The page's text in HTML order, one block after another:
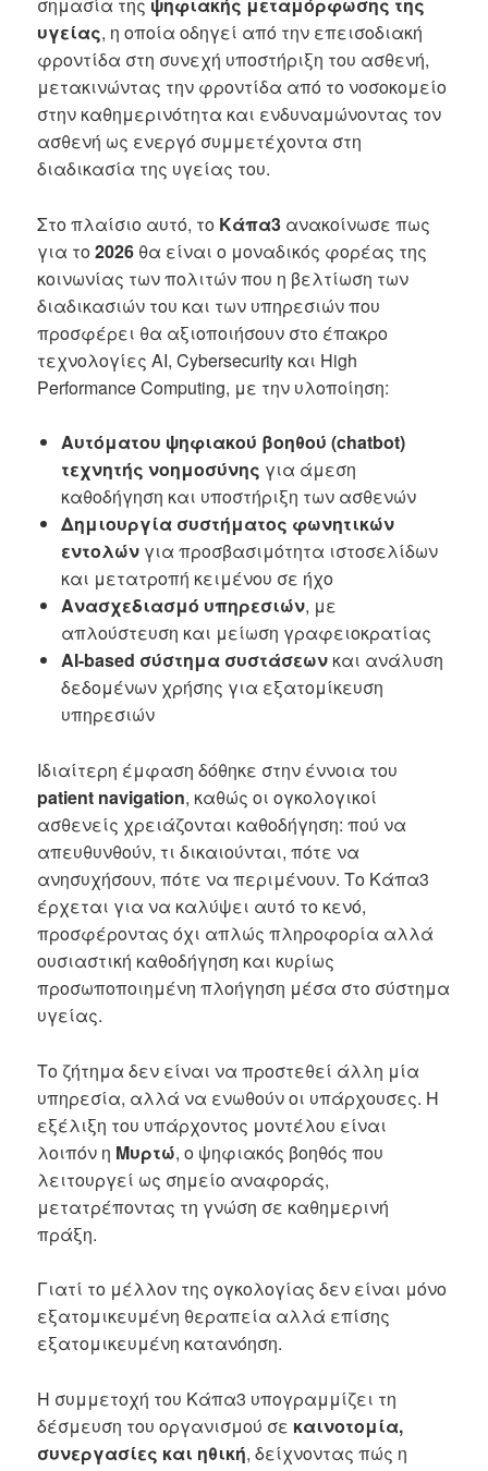
σημασία της ψηφιακής μεταμόρφωσης της
υγείας, η οποία οδηγεί από την επεισοδιακή
φροντίδα στη συνεχή υποστήριξη του ασθενή,
μετακινώντας την φροντίδα από το νοσοκομείο
στην καθημερινότητα και ενδυναμώνοντας τον
ασθενή ως ενεργό συμμετέχοντα στη
διαδικασία της υγείας του.
Στο πλαίσιο αυτό, το Κάπα3 ανακοίνωσε πως
για το2026 θα είναι ο μοναδικός φορέας της
κοινωνίας των πολιτών που η βελτίωση των
διαδικασιών του και των υπηρεσιών που
προσφέρει θα αξιοποιήσουν στο έπακρο
τεχνολογίες ΑΙ, Cybersecurity και High
Performance Computing, με την υλοποίηση:
Αυτόματου ψηφιακού βοηθού (chatbot)
τεχνητής νοημοσύνης για άμεση
καθοδήγηση και υποστήριξη των ασθενών
Δημιουργία συστήματος φωνητικών
εντολώνγια προσβασιμότητα ιστοσελίδων
και μετατροπή κειμένου σε ήχο
Ανασχεδιασμό υπηρεσιών, με
απλούστευση και μείωση γραφειοκρατίας
AI-based σύστημα συστάσεωνκαι ανάλυση
δεδομένων χρήσης για εξατομίκευση
υπηρεσιών
Ιδιαίτερη έμφαση δόθηκε στην έννοια του
patient navigation, καθώς οι ογκολογικοί
ασθενείς χρειάζονται καθοδήγηση: πού να
απευθυνθούν, τι δικαιούνται, πότε να
ανησυχήσουν, πότε να περιμένουν. Το Κάπα3
έρχεται για να καλύψει αυτό το κενό,
προσφέροντας όχι απλώς πληροφορία αλλά
ουσιαστική καθοδήγηση και κυρίως
προσωποποιημένη πλοήγηση μέσα στο σύστημα
υγείας.
Το ζήτημα δεν είναι να προστεθεί άλλη μία
υπηρεσία, αλλά να ενωθούν οι υπάρχουσες. Η
εξέλιξη του υπάρχοντος μοντέλου είναι
λοιπόν η Μυρτώ, ο ψηφιακός βοηθός που
λειτουργεί ως σημείο αναφοράς,
μετατρέποντας τη γνώση σε καθημερινή
πράξη.
Γιατί το μέλλον της ογκολογίας δεν είναι μόνο
εξατομικευμένη θεραπεία αλλά επίσης
εξατομικευμένη κατανόηση.
Η συμμετοχή του Κάπα3 υπογραμμίζει τη
δέσμευση του οργανισμού σε καινοτομία,
συνεργασίες και ηθική, δείχνοντας πώς η